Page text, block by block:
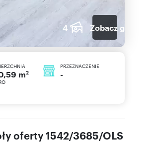
4 Zobacz galerię
m2
PRZEZNACZENIE
-
oferty 1542/3685/OLS